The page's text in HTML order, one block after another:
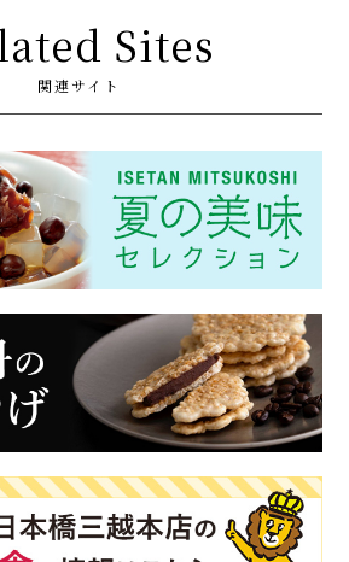
Sites
関連サイト